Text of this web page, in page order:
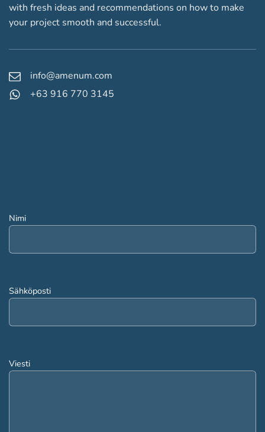
with fresh ideas and recommendations on how to make
your project smooth and successful.
info@amenum.com
+63 916 770 3145
Nimi
Sähköposti
Viesti